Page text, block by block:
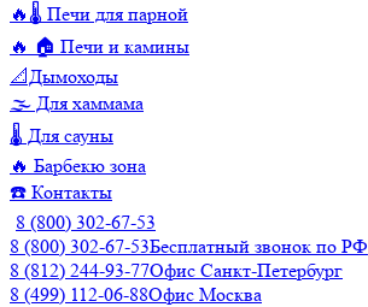
🔥🌡️ Печи для парной
🔥 🏠 Печи и камины
📐Дымоходы
🌫️ Для хаммама
🌡️ Для сауны
🔥 Барбекю зона
☎️ Контакты
8 (800) 302-67-53
8 (800) 302-67-53Бесплатный звонок по РФ
8 (812) 244-93-77Офис Санкт-Петербург
8 (499) 112-06-88Офис Москва